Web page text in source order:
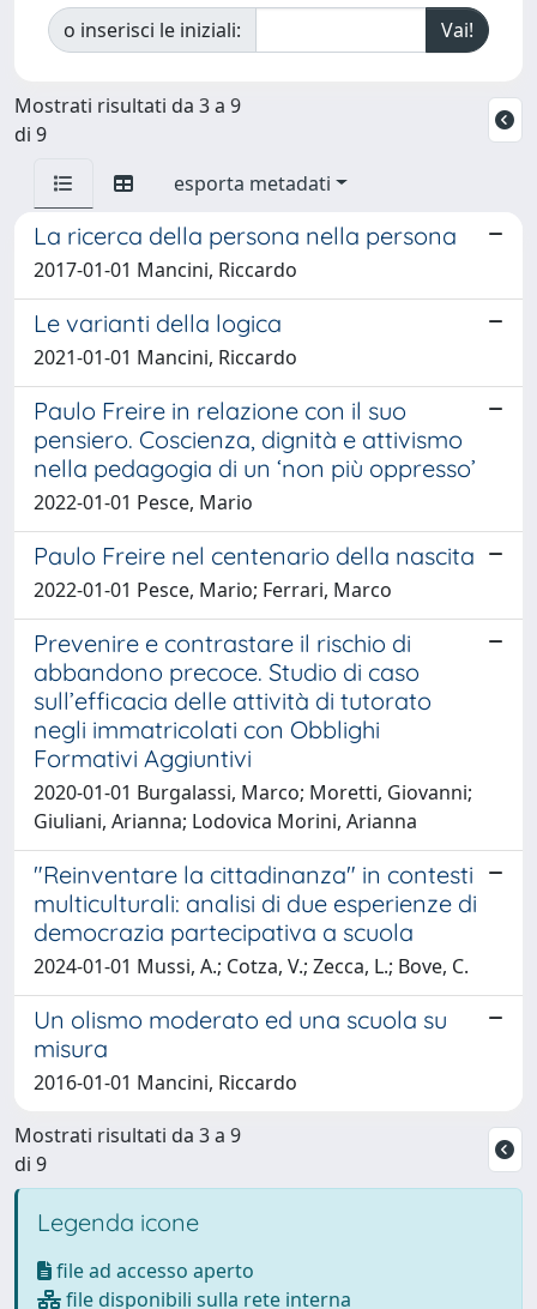
o inserisci le iniziali:
Mostrati risultati da 3 a 9
di 9
esporta metadati
La ricerca della persona nella persona
2017-01-01 Mancini, Riccardo
Le varianti della logica
2021-01-01 Mancini, Riccardo
Paulo Freire in relazione con il suo
pensiero. Coscienza, dignità e attivismo
nella pedagogia di un ‘non più oppresso’
2022-01-01 Pesce, Mario
Paulo Freire nel centenario della nascita
2022-01-01 Pesce, Mario; Ferrari, Marco
Prevenire e contrastare il rischio di
abbandono precoce. Studio di caso
sull’efficacia delle attività di tutorato
negli immatricolati con Obblighi
Formativi Aggiuntivi
2020-01-01 Burgalassi, Marco; Moretti, Giovanni;
Giuliani, Arianna; Lodovica Morini, Arianna
"Reinventare la cittadinanza" in contesti
multiculturali: analisi di due esperienze di
democrazia partecipativa a scuola
2024-01-01 Mussi, A.; Cotza, V.; Zecca, L.; Bove, C.
Un olismo moderato ed una scuola su
misura
2016-01-01 Mancini, Riccardo
Mostrati risultati da 3 a 9
di 9
Legenda icone
file ad accesso aperto
file disponibili sulla rete interna